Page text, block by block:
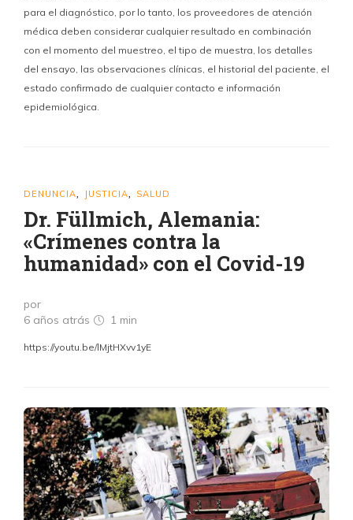
para el diagnóstico, por lo tanto, los proveedores de atención
médica deben considerar cualquier resultado en combinación
con el momento del muestreo, el tipo de muestra, los detalles
del ensayo, las observaciones clínicas, el historial del paciente, el
estado confirmado de cualquier contacto e información
epidemiológica.
DENUNCIA JUSTICIA SALUD
Dr. Füllmich, Alemania:
«Crímenes contra la
humanidad» con el Covid-19
por
6 años atrás
1 min
https://youtu.be/lMjtHXvv1yE